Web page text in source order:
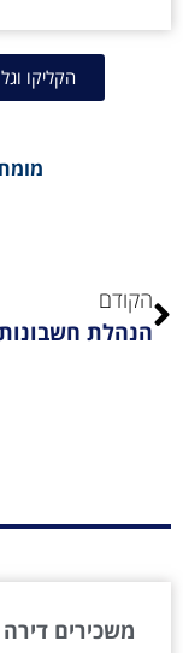
הקליקו
הקודם
הנהלת
משכירים